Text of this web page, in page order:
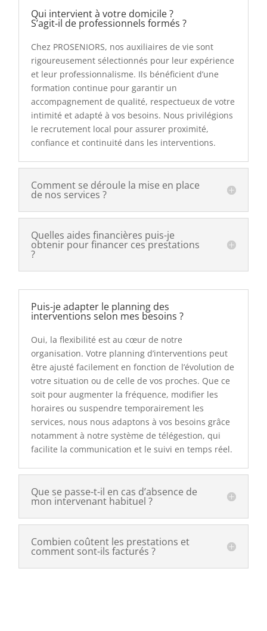
Qui intervient à votre domicile ?
S’agit‑il de professionnels formés ?
Chez PROSENIORS, nos auxiliaires de vie sont
rigoureusement sélectionnés pour leur expérience
et leur professionnalisme. Ils bénéficient d’une
formation continue pour garantir un
accompagnement de qualité, respectueux de votre
intimité et adapté à vos besoins. Nous privilégions
le recrutement local pour assurer proximité,
confiance et continuité dans les interventions.
Comment se déroule la mise en place
de nos services ?
Quelles aides financières puis-je
obtenir pour financer ces prestations
?
Puis-je adapter le planning des
interventions selon mes besoins ?
Oui, la flexibilité est au cœur de notre
organisation. Votre planning d’interventions peut
être ajusté facilement en fonction de l’évolution de
votre situation ou de celle de vos proches. Que ce
soit pour augmenter la fréquence, modifier les
horaires ou suspendre temporairement les
services, nous nous adaptons à vos besoins grâce
notamment à notre système de télégestion, qui
facilite la communication et le suivi en temps réel.
Que se passe-t-il en cas d’absence de
mon intervenant habituel ?
Combien coûtent les prestations et
comment sont-ils facturés ?